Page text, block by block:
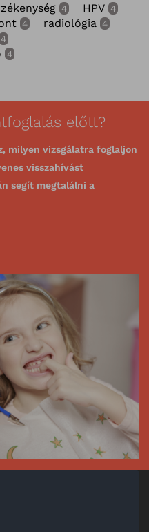
4 HPV 4
4 radiológia 4
4
4
előtt?
milyen vizsgálatra foglaljon
visszahívást
segít megtalálni a